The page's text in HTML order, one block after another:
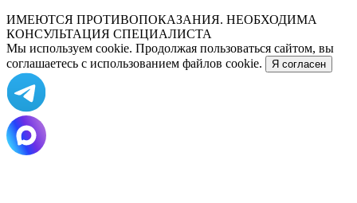
ИМЕЮТСЯ ПРОТИВОПОКАЗАНИЯ. НЕОБХОДИМА
КОНСУЛЬТАЦИЯ СПЕЦИАЛИСТА
Мы используем cookie. Продолжая пользоваться сайтом, вы
соглашаетесь с использованием файлов cookie.
Я согласен